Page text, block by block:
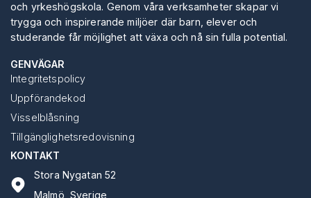
och yrkeshögskola. Genom våra verksamheter skapar vi
trygga och inspirerande miljöer där barn, elever och
studerande får möjlighet att växa och nå sin fulla potential.
GENVÄGAR
Integritetspolicy
Uppförandekod
Visselblåsning
Tillgänglighetsredovisning
KONTAKT
Stora Nygatan 52
Malmö, Sverige